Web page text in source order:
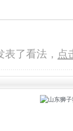
表了看法， 点